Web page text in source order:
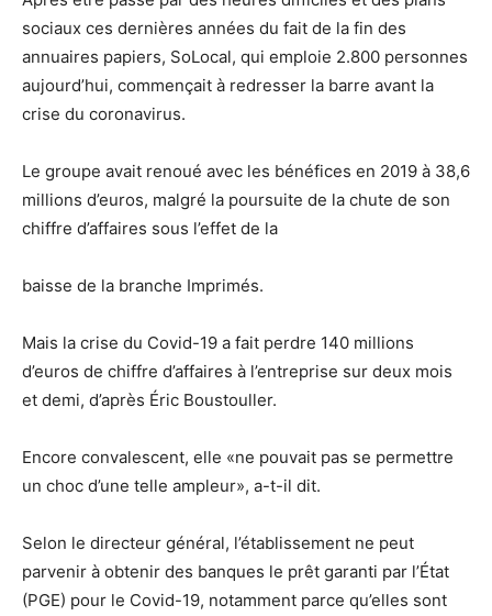
sociaux ces dernières années du fait de la fin des
annuaires papiers, SoLocal, qui emploie 2.800 personnes
aujourd’hui, commençait à redresser la barre avant la
crise du coronavirus.
Le groupe avait renoué avec les bénéfices en 2019 à 38,6
millions d’euros, malgré la poursuite de la chute de son
chiffre d’affaires sous l’effet de la
baisse de la branche Imprimés.
Mais la crise du Covid-19 a fait perdre 140 millions
d’euros de chiffre d’affaires à l’entreprise sur deux mois
et demi, d’après Éric Boustouller.
Encore convalescent, elle «ne pouvait pas se permettre
un choc d’une telle ampleur», a-t-il dit.
Selon le directeur général, l’établissement ne peut
parvenir à obtenir des banques le prêt garanti par l’État
(PGE) pour le Covid-19, notamment parce qu’elles sont